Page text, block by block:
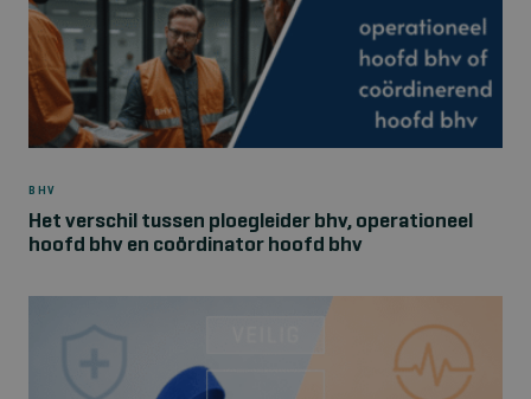
BHV
Het verschil tussen ploegleider bhv, operationeel
hoofd bhv en coördinator hoofd bhv